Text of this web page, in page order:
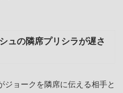
ュの隣席プリシラが遅さ
ジョークを隣席に伝える相手と